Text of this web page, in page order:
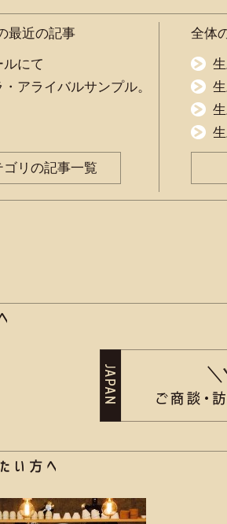
最近の記事
にて
アライバルサンプル。
ゴリの記事一覧
全体